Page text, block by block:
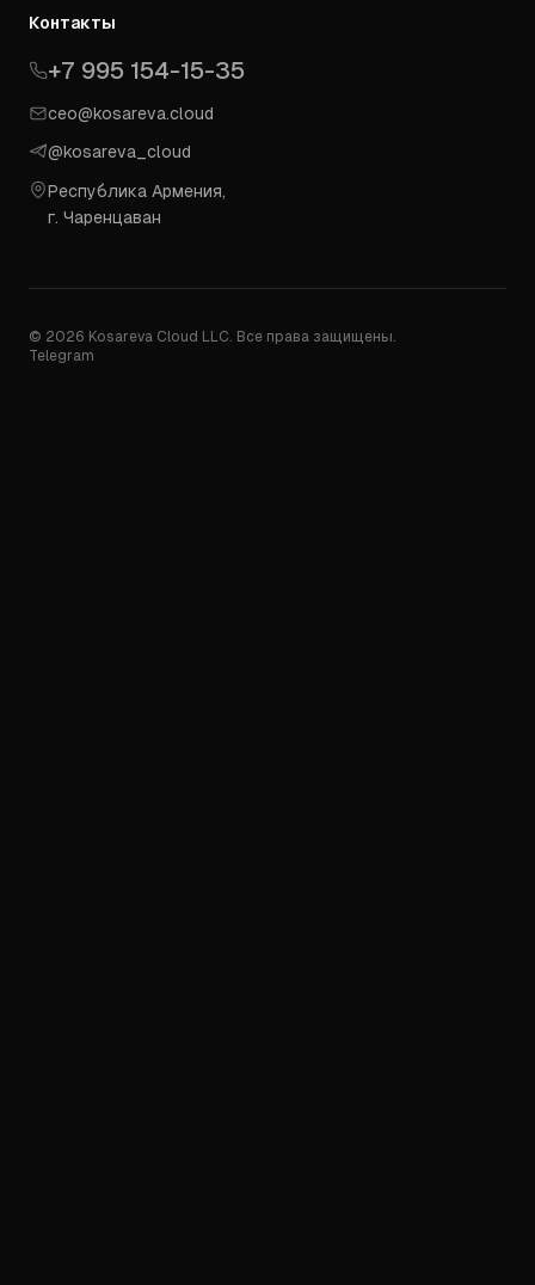
Контакты
+7 995 154-15-35
ceo@kosareva.cloud
@kosareva_cloud
Республика Армения,
г. Чаренцаван
© 2026 Kosareva Cloud LLC. Все права защищены.
Telegram